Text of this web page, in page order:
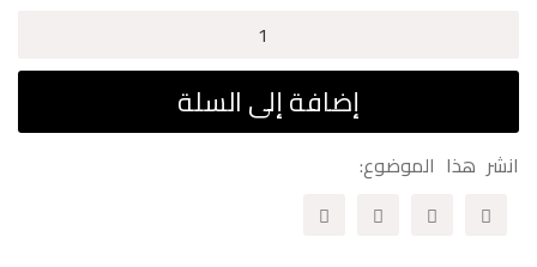
إضافة إلى السلة
انشر هذا الموضوع: